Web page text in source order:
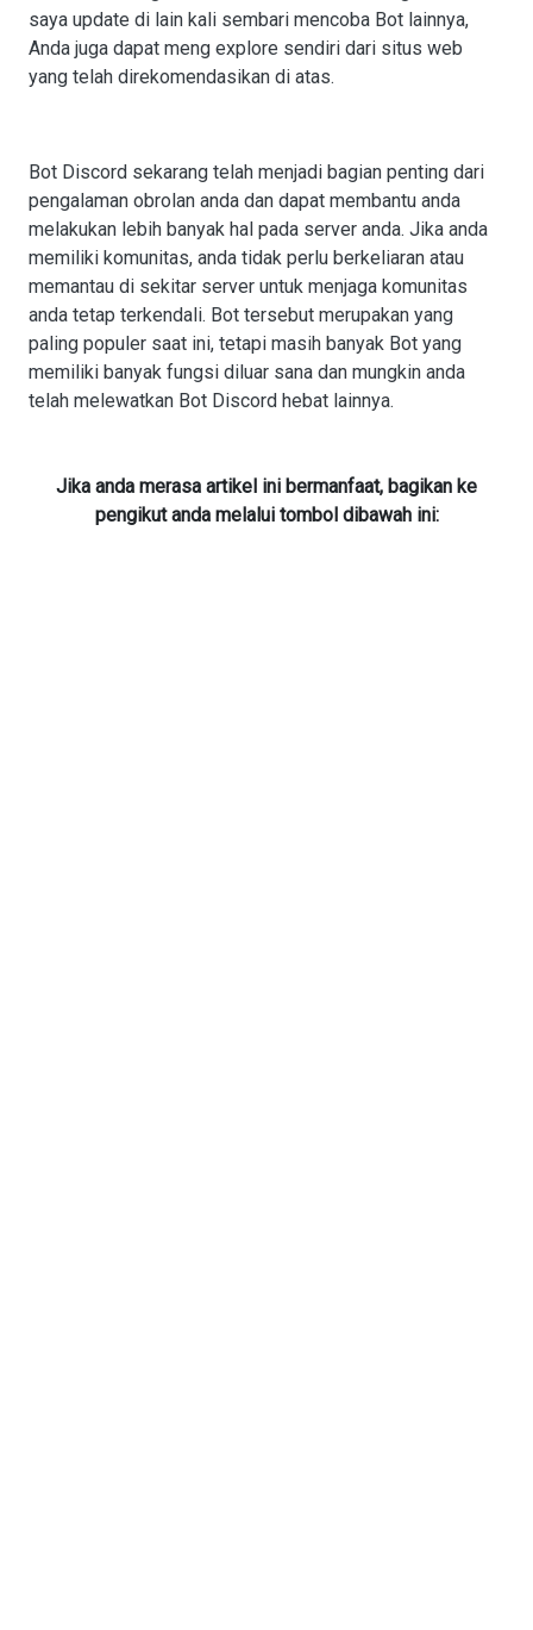
saya update di lain kali sembari mencoba Bot lainnya,
Anda juga dapat meng explore sendiri dari situs web
yang telah direkomendasikan di atas.
Bot Discord sekarang telah menjadi bagian penting dari
pengalaman obrolan anda dan dapat membantu anda
melakukan lebih banyak hal pada server anda. Jika anda
memiliki komunitas, anda tidak perlu berkeliaran atau
memantau di sekitar server untuk menjaga komunitas
anda tetap terkendali. Bot tersebut merupakan yang
paling populer saat ini, tetapi masih banyak Bot yang
memiliki banyak fungsi diluar sana dan mungkin anda
telah melewatkan Bot Discord hebat lainnya.
Jika anda merasa artikel ini bermanfaat, bagikan ke
pengikut anda melalui tombol dibawah ini: